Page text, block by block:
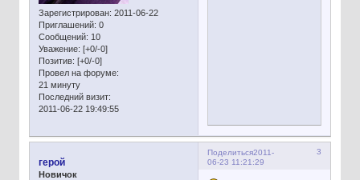
Зарегистрирован: 2011-06-22
Приглашений: 0
Сообщений: 10
Уважение: [+0/-0]
Позитив: [+0/-0]
Провел на форуме:
21 минуту
Последний визит:
2011-06-22 19:49:55
Поделиться 3
2011-
06-23 11:21:29
герой
Новичок